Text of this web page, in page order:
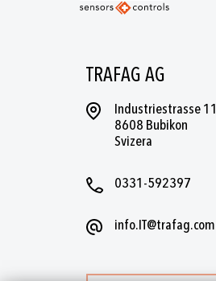
TRAFAG AG
Industriestrasse 11
8608 Bubikon
Svizera
0331-592397
info.IT@trafag.com